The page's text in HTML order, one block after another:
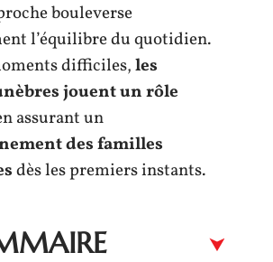
bouleverse
l’équilibre du quotidien.
difficiles,les
jouent un rôle
assurant un
des familles
dès les premiers instants.